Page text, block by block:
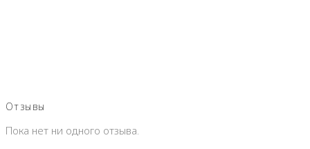
Отзывы
Пока нет ни одного отзыва.